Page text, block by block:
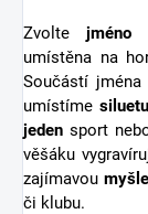
Zvolte jméno
umístěna na
Součástí
umístímesiluetu
jeden sport
věšáku
zajímavou
či klubu.